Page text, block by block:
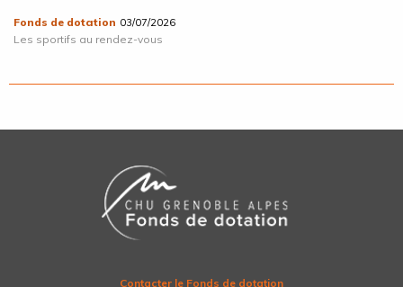
Fonds de dotation 03/07/2026
Les sportifs au rendez-vous
Contacter le Fonds de dotation